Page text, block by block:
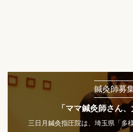
鍼灸師募
「ママ鍼灸師さん
三日月鍼灸指圧院は、埼玉県「多